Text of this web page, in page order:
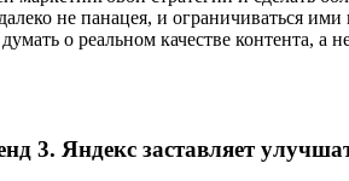
не панацея, и ограничиваться
о реальном качестве контента, а
3. Яндекс заставляет